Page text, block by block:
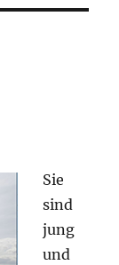
Sie
sind
jung
und